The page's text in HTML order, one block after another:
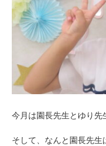
今月は園長先生とゆり先
そして、なんと園長先